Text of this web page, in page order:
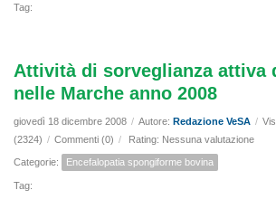
Tag:
Attività di sorveglianza attiva
nelle Marche anno 2008
giovedì 18 dicembre 2008 / Autore: Redazione VeSA /
(2324) / Commenti (0) / Rating: Nessuna valutazione
Categorie: Encefalopatia spongiforme bovina
Tag: